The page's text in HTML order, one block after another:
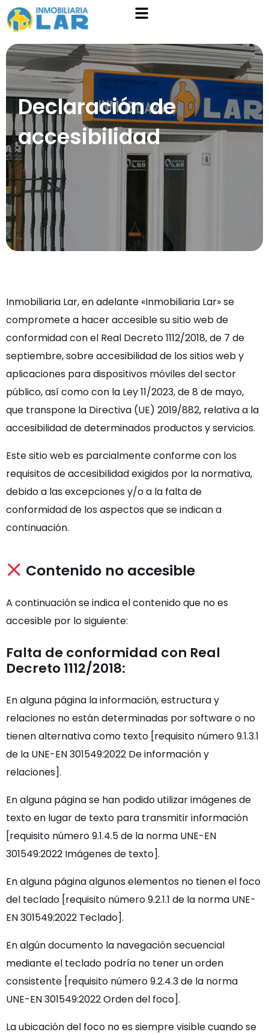
Declaración de
accesibilidad
Inmobiliaria Lar, en adelante «Inmobiliaria Lar» se
compromete a hacer accesible su sitio web de
conformidad con el Real Decreto 1112/2018, de 7 de
septiembre, sobre accesibilidad de los sitios web y
aplicaciones para dispositivos móviles del sector
público, así como con la Ley 11/2023, de 8 de mayo,
que transpone la Directiva (UE) 2019/882, relativa a la
accesibilidad de determinados productos y servicios.
Este sitio web es parcialmente conforme con los
requisitos de accesibilidad exigidos por la normativa,
debido a las excepciones y/o a la falta de
conformidad de los aspectos que se indican a
continuación.
Contenido no accesible
A continuación se indica el contenido que no es
accesible por lo siguiente:
Falta de conformidad con Real
Decreto 1112/2018:
En alguna página la información, estructura y
relaciones no están determinadas por software o no
tienen alternativa como texto [requisito número 9.1.3.1
de la UNE-EN 301549:2022 De información y
relaciones].
En alguna página se han podido utilizar imágenes de
texto en lugar de texto para transmitir información
[requisito número 9.1.4.5 de la norma UNE-EN
301549:2022 Imágenes de texto].
En alguna página algunos elementos no tienen el foco
del teclado [requisito número 9.2.1.1 de la norma UNE-
EN 301549:2022 Teclado].
En algún documento la navegación secuencial
mediante el teclado podría no tener un orden
consistente [requisito número 9.2.4.3 de la norma
UNE-EN 301549:2022 Orden del foco].
La ubicación del foco no es siempre visible cuando se